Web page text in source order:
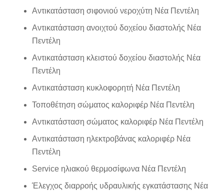
Αντικατάσταση σιφονιού νεροχύτη Νέα Πεντέλη
Αντικατάσταση ανοιχτού δοχείου διαστολής Νέα
Πεντέλη
Αντικατάσταση κλειστού δοχείου διαστολής Νέα
Πεντέλη
Αντικατάσταση κυκλοφορητή Νέα Πεντέλη
Τοποθέτηση σώματος καλοριφέρ Νέα Πεντέλη
Αντικατάσταση σώματος καλοριφέρ Νέα Πεντέλη
Αντικατάσταση ηλεκτροβάνας καλοριφέρ Νέα
Πεντέλη
Service ηλιακού θερμοσίφωνα Νέα Πεντέλη
Έλεγχος διαρροής υδραυλικής εγκατάστασης Νέα